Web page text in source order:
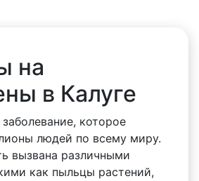
на
в Калуге
которое
людей по всему миру.
вызвана различными
как пыльцы растений,